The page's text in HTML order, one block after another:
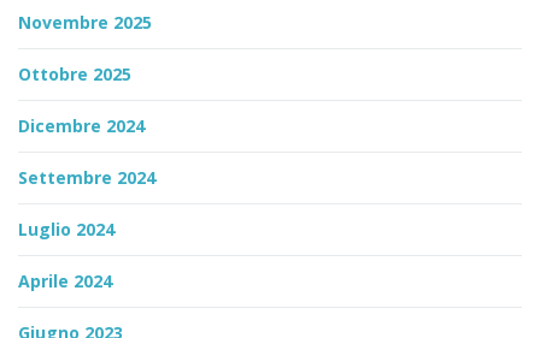
Novembre 2025
Ottobre 2025
Dicembre 2024
Settembre 2024
Luglio 2024
Aprile 2024
Giugno 2023